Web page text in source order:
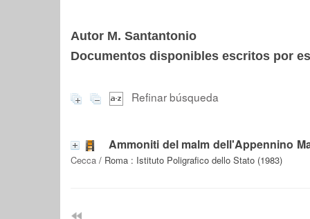
Autor M. Santantonio
Documentos disponibles escritos por
Refinar búsqueda
Ammoniti del malm dell'Appennino
Cecca / Roma : Istituto Poligrafico dello Stato (1983)